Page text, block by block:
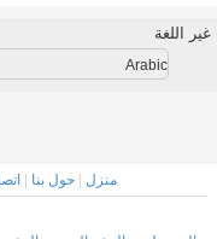
المحددة
غير اللغة
Arabic
منزل |حول بنا |